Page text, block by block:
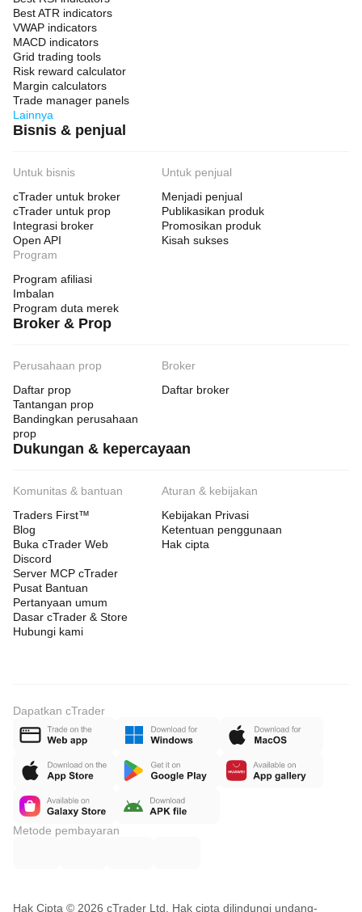
Best ATR indicators
VWAP indicators
MACD indicators
Grid trading tools
Risk reward calculator
Margin calculators
Trade manager panels
Lainnya
Bisnis & penjual
Untuk bisnis
cTrader untuk broker
cTrader untuk prop
Integrasi broker
Open API
Untuk penjual
Menjadi penjual
Publikasikan produk
Promosikan produk
Kisah sukses
Program
Program afiliasi
Imbalan
Program duta merek
Broker & Prop
Perusahaan prop
Daftar prop
Tantangan prop
Bandingkan perusahaan
prop
Broker
Daftar broker
Dukungan & kepercayaan
Komunitas & bantuan
Traders First™
Blog
Buka cTrader Web
Discord
Server MCP cTrader
Pusat Bantuan
Pertanyaan umum
Dasar cTrader & Store
Hubungi kami
Aturan & kebijakan
Kebijakan Privasi
Ketentuan penggunaan
Hak cipta
Dapatkan cTrader
Metode pembayaran
Hak Cipta © 2026 cTrader Ltd. Hak cipta dilindungi undang-